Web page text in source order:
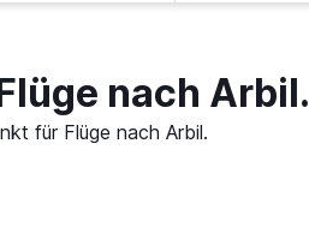
nach Arbil.
für Flüge nach Arbil.